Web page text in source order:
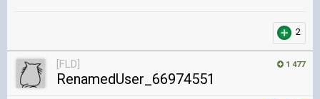
2
1 477
[FLD]
RenamedUser_66974551